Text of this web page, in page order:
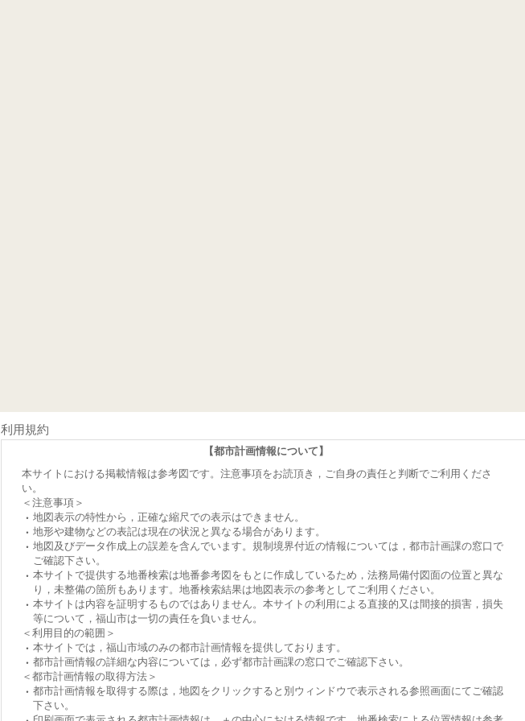
利用規約
【都市計画情報について】
本サイトにおける掲載情報は参考図です。注意事項をお読頂き，ご自身の責任と判断でご利用くださ
い。
＜注意事項＞
地図表示の特性から，正確な縮尺での表示はできません。
地形や建物などの表記は現在の状況と異なる場合があります。
地図及びデータ作成上の誤差を含んでいます。規制境界付近の情報については，都市計画課の窓口で
ご確認下さい。
本サイトで提供する地番検索は地番参考図をもとに作成しているため，法務局備付図面の位置と異な
り，未整備の箇所もあります。地番検索結果は地図表示の参考としてご利用ください。
本サイトは内容を証明するものではありません。本サイトの利用による直接的又は間接的損害，損失
等について，福山市は一切の責任を負いません。
＜利用目的の範囲＞
本サイトでは，福山市域のみの都市計画情報を提供しております。
都市計画情報の詳細な内容については，必ず都市計画課の窓口でご確認下さい。
＜都市計画情報の取得方法＞
都市計画情報を取得する際は，地図をクリックすると別ウィンドウで表示される参照画面にてご確認
下さい。